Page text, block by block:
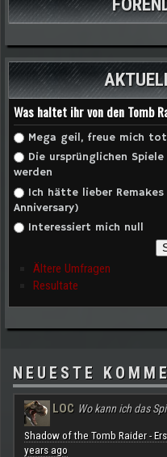
Was haltet ihr von den Tomb
Auswahlmöglichkeiten
Mega geil, freue mich
Die ursprünglichen
werden
Ich hätte lieber
Anniversary)
Interessiert mich null
Ältere Umfragen
Resultate
NEUESTE
LOC Wo kann ich das
Shadow of the Tomb Raider -
years ago